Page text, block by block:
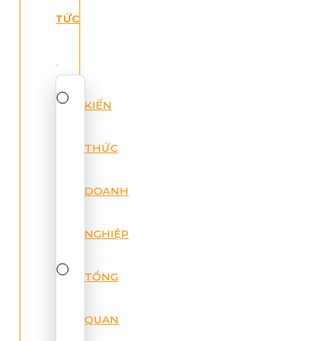
TỨC
KIẾN
THỨC
DOANH
NGHIỆP
TỔNG
QUAN